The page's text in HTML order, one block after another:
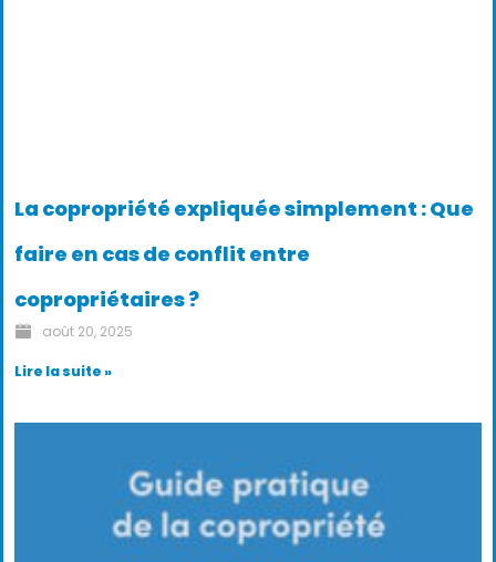
La copropriété expliquée simplement : Que
faire en cas de conflit entre
copropriétaires ?
août 20, 2025
Lire la suite »